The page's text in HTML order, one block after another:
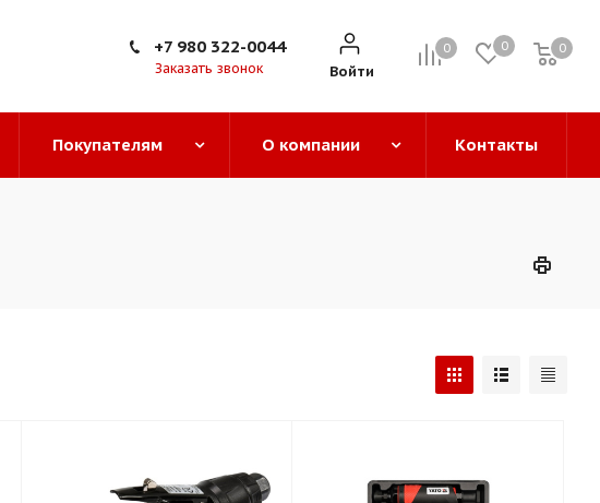
0 0 0
0
Войти
+7 980 322-0044
Заказать звонок
Покупателям О компании Контакты